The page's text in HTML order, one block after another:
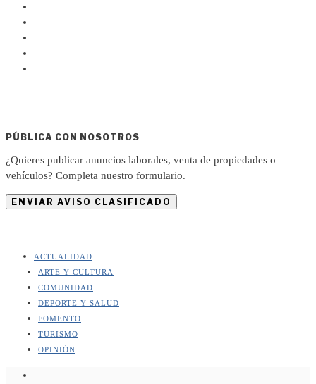
PÚBLICA CON NOSOTROS
¿Quieres publicar anuncios laborales, venta de propiedades o
vehículos? Completa nuestro formulario.
ENVIAR AVISO CLASIFICADO
ACTUALIDAD
ARTE Y CULTURA
COMUNIDAD
DEPORTE Y SALUD
FOMENTO
TURISMO
OPINIÓN